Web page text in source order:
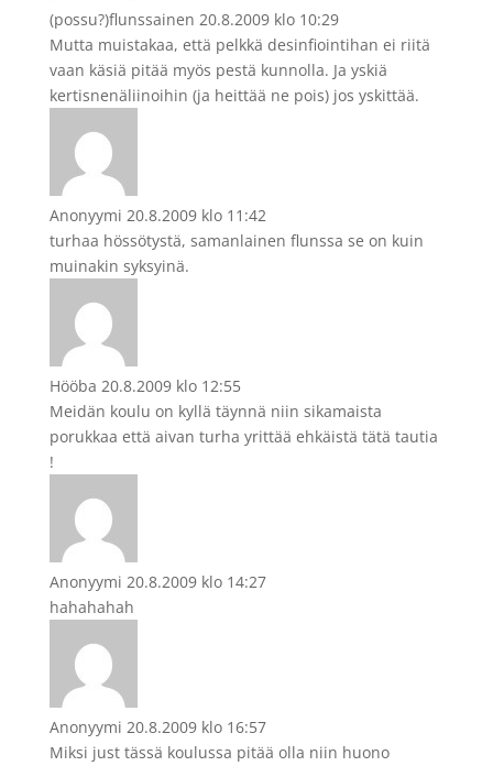
(possu?)flunssainen 20.8.2009 klo 10:29
Mutta muistakaa, että pelkkä desinfiointihan ei riitä
vaan käsiä pitää myös pestä kunnolla. Ja yskiä
kertisnenäliinoihin (ja heittää ne pois) jos yskittää.
Anonyymi 20.8.2009 klo 11:42
turhaa hössötystä, samanlainen flunssa se on kuin
muinakin syksyinä.
Hööba 20.8.2009 klo 12:55
Meidän koulu on kyllä täynnä niin sikamaista
porukkaa että aivan turha yrittää ehkäistä tätä tautia
!
Anonyymi 20.8.2009 klo 14:27
hahahahah
Anonyymi 20.8.2009 klo 16:57
Miksi just tässä koulussa pitää olla niin huono